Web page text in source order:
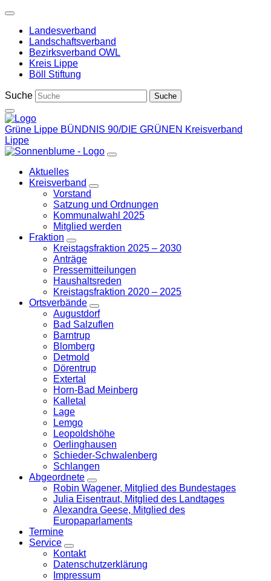
Weiter
Inhalt
Landesverband
Landschaftsverband
Bezirksverband OWL
Kreis Lippe
Böll Stiftung
Suche
Grüne Lippe BÜNDNIS 90/DIE GRÜNEN Kreisverband
Lippe
Aktuelles
Kreisverband
Zeige
Untermenü
Vorstand
Satzung und Ordnungen
Kommunalwahl 2025
Mitglied werden
Fraktion
Zeige
Untermenü
Kreistagsfraktion 2025 – 2030
Anträge
Pressemitteilungen
Haushaltsreden
Kreistagsfraktion 2020 – 2025
Ortsverbände
Zeige
Untermenü
Augustdorf
Bad Salzuflen
Barntrup
Blomberg
Detmold
Dörentrup
Extertal
Horn-Bad Meinberg
Kalletal
Lage
Lemgo
Leopoldshöhe
Oerlinghausen
Schieder-Schwalenberg
Schlangen
Abgeordnete
Zeige
Untermenü
Robin Wagener, Mitglied des Bundestages
Julia Eisentraut, Mitglied des Landtages
Alexandra Geese, Mitglied des
Europaparlaments
Termine
Service
Zeige
Untermenü
Kontakt
Datenschutzerklärung
Impressum